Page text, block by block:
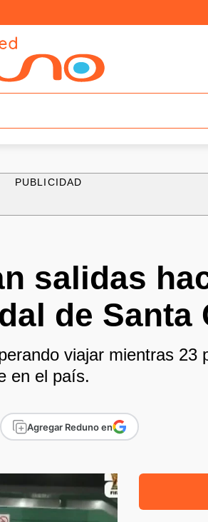
PUBLICIDAD
salidas
de Santa
viajar mientras 23
en el país.
Agregar Reduno en